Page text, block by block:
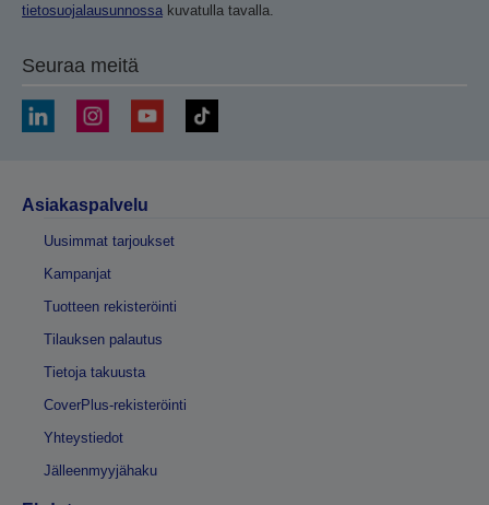
tietosuojalausunnossa kuvatulla tavalla.
Seuraa meitä
Asiakaspalvelu
Uusimmat tarjoukset
Kampanjat
Tuotteen rekisteröinti
Tilauksen palautus
Tietoja takuusta
CoverPlus-rekisteröinti
Yhteystiedot
Jälleenmyyjähaku